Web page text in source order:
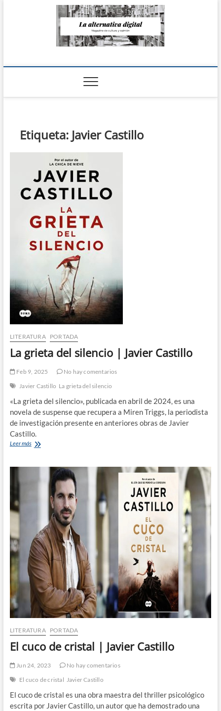
La Alternativa
Etiqueta: Javier Castillo
LITERATURA PORTADA
La grieta del silencio | Javier Castillo
Feb 9, 2025
No hay comentarios
Javier Castillo La grieta del silencio
«La grieta del silencio», publicada en abril de 2024, es una
novela de suspense que recupera a Miren Triggs, la periodista
de investigación presente en anteriores obras de Javier
Castillo.
Leer másLa
silencio
LITERATURA PORTADA
El cuco de cristal | Javier Castillo
Jun 24, 2023
No hay comentarios
El cuco de cristal Javier Castillo
El cuco de cristal es una obra maestra del thriller psicológico
escrita por Javier Castillo, un autor que ha demostrado una